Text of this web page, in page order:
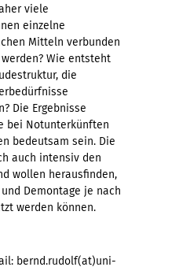
viele
einzelne
Mitteln verbunden
Wie entsteht
die
Die Ergebnisse
bei Notunterkünften
bedeutsam sein. Die
auch intensiv den
wollen herausfinden,
Demontage je nach
werden können.
bernd.rudolf(at)uni-